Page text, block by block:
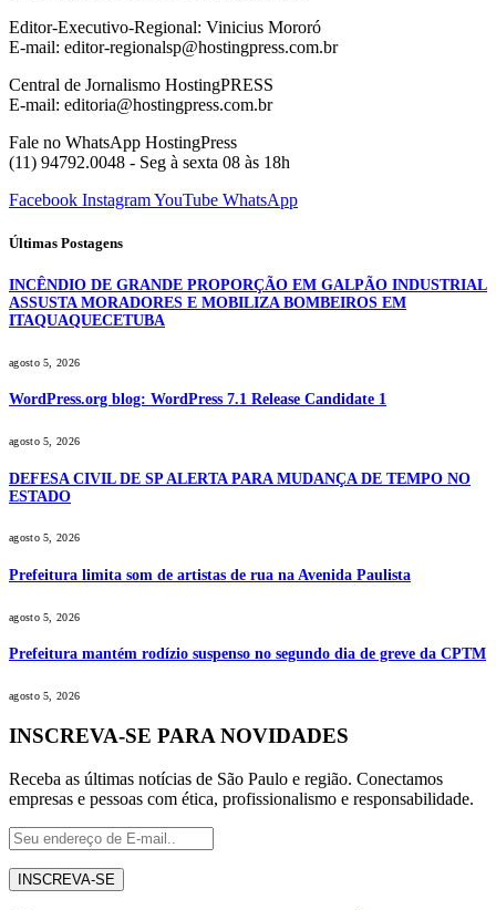
Editor-Executivo-Regional: Vinicius Mororó
E-mail: editor-regionalsp@hostingpress.com.br
Central de Jornalismo HostingPRESS
E-mail: editoria@hostingpress.com.br
Fale no WhatsApp HostingPress
(11) 94792.0048 - Seg à sexta 08 às 18h
Facebook InstagramYouTube WhatsApp
Últimas Postagens
INCÊNDIO DE GRANDE PROPORÇÃO EM GALPÃO INDUSTRIAL
ASSUSTA MORADORES E MOBILIZA BOMBEIROS EM
ITAQUAQUECETUBA
agosto 5, 2026
WordPress.org blog: WordPress 7.1 Release Candidate 1
agosto 5, 2026
DEFESA CIVIL DE SP ALERTA PARA MUDANÇA DE TEMPO NO
ESTADO
agosto 5, 2026
Prefeitura limita som de artistas de rua na Avenida Paulista
agosto 5, 2026
Prefeitura mantém rodízio suspenso no segundo dia de greve da CPTM
agosto 5, 2026
INSCREVA-SE PARA NOVIDADES
Receba as últimas notícias de São Paulo e região. Conectamos
empresas e pessoas com ética, profissionalismo e responsabilidade.